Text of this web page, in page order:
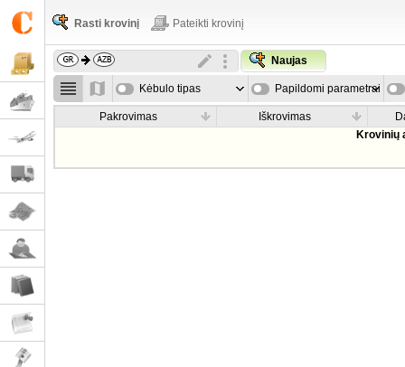
Rasti krovinį Pateikti krovinį
Naujas
Kėbulo tipas Papildomi parametrai
Pakrovimas Iškrovimas
Krovinių